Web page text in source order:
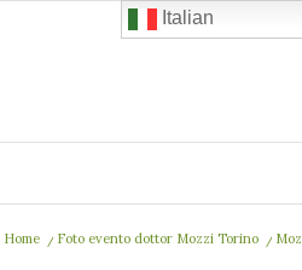
Home / Foto evento dottor Mozzi Torino /
Italian